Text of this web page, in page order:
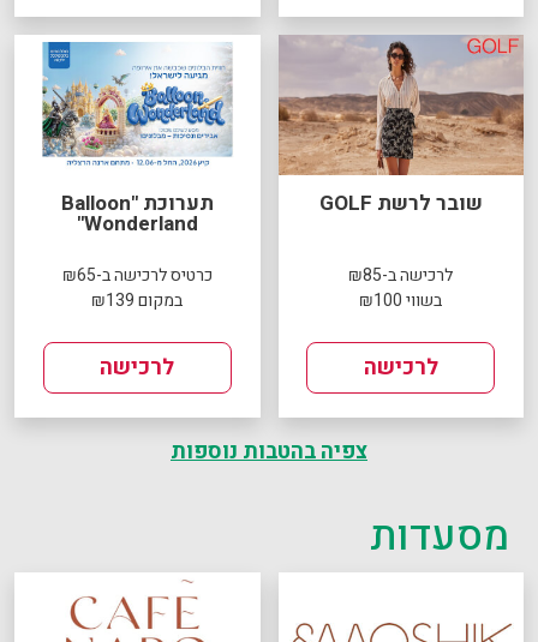
שובר לרשת GOLF
לרכישה ב-₪85
בשווי ₪100
לרכישה
תערוכת "Balloon
Wonderland"
כרטיס לרכישה ב-₪65
במקום ₪139
לרכישה
צפיה בהטבות נוספות
מסעדות